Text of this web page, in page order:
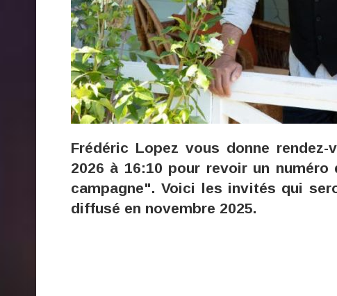
Frédéric Lopez vous donne
2026 à 16:10 pour revoir un
campagne". Voici les invités qui
diffusé en novembre 2025.